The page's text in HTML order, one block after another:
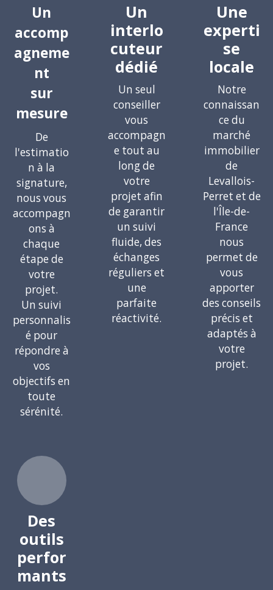
Un
accomp
agneme
nt
sur
mesure
De
l'estimatio
n à la
signature,
nous vous
accompagn
ons à
chaque
étape de
votre
projet.
Un suivi
personnalis
é pour
répondre à
vos
objectifs en
toute
sérénité.
Un
interlo
cuteur
dédié
Un seul
conseiller
vous
accompagn
e tout au
long de
votre
projet afin
de garantir
un suivi
fluide, des
échanges
réguliers et
une
parfaite
réactivité.
Une
experti
se
locale
Notre
connaissan
ce du
marché
immobilier
de
Levallois-
Perret et de
l'Île-de-
France
nous
permet de
vous
apporter
des conseils
précis et
adaptés à
votre
projet.
Des
outils
perfor
mants